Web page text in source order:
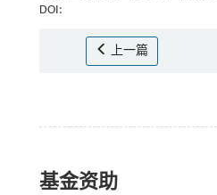
DOI:
上一篇
基金资助